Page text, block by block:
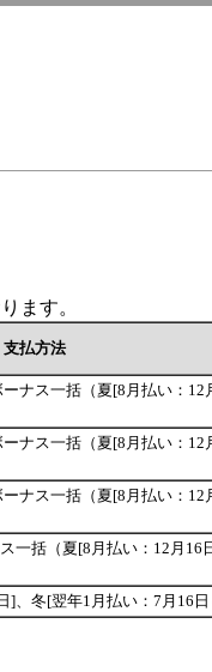
ます。
支払方法
ナス一括（夏[8月払い：
ナス一括（夏[8月払い：
ナス一括（夏[8月払い：
一括（夏[8月払い：12月
]、冬[翌年1月払い：7月16日